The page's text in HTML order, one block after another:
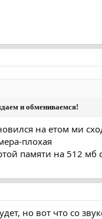
и обмениваемся!
на етом ми
плохая
памяти на 512 мб
но вот что со